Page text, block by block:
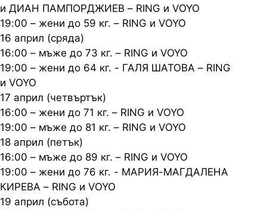
и ДИАН ПАМПОРДЖИЕВ – RING и VOYO
19:00 – жени до 59 кг. – RING и VOYO
16 април (сряда)
16:00 – мъже до 73 кг. – RING и VOYO
19:00 – жени до 64 кг. - ГАЛЯ ШАТОВА – RING
и VOYO
17 април (четвъртък)
16:00 – жени до 71 кг. – RING и VOYO
19:00 – мъже до 81 кг. – RING и VOYO
18 април (петък)
16:00 – мъже до 89 кг. – RING и VOYO
19:00 – жени до 76 кг. - МАРИЯ-МАГДАЛЕНА
КИРЕВА – RING и VOYO
19 април (събота)